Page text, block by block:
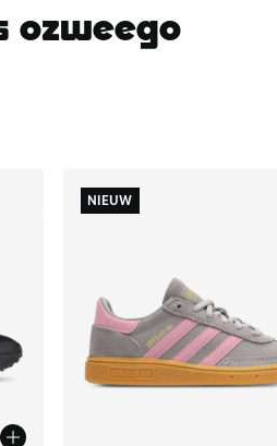
ozweego
NIEUW